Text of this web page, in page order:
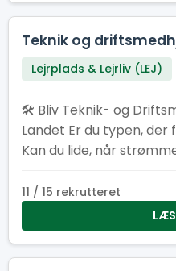
endnu federe!” 4. “Multihåndværker søges! Løn:
Kaffe, godt selskab og
helt.” 5. “Kan du fikse ting, der knirker, knager eller
Teknik og
Lejrplads & Lejrliv (LEJ)
🛠️ Bliv Teknik- og
Landet Er du typen,
Kan du lide, når
driftsmedhjælper bliver
kulisserne, der får
11 / 15 rekrutteret
LÆS